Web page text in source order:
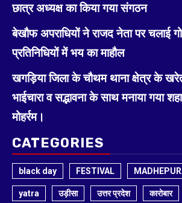
छात्र अध्यक्ष का किया गया संगठन
बेखौफ अपराधियों ने राजद नेता पर चलाई
प्रतिनिधियों में भय का माहौल
खगड़िया जिला के चौथम थाना क्षेत्र के
भाईचारा व सद्भावना के साथ मनाया गया
मोहर्रम।
CATEGORIES
black day FESTIVAL
yatra उड़ीसा उत्तर प्रदेश कारोबार